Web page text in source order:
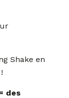
Shake en
des